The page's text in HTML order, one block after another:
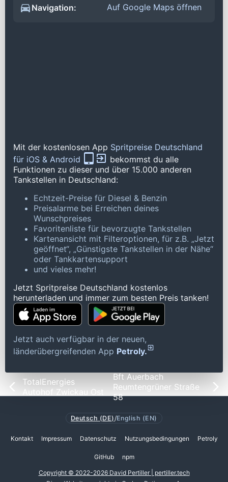
Navigation:
Auf Google Maps öffnen
Mit der kostenlosen App Spritpreise Deutschland
für iOS & Android
bekommst du alle
Funktionen zu dieser und über 15.000 anderen
Tankstellen in Deutschland:
Echtzeit-Preise für Diesel & Benzin
Preisalarme bei Erreichen deines
Wunschpreises
Favoritenliste für bevorzugte Tankstellen
Kartenansicht mit Filteroptionen, für z.B. „Jetzt
geöffnet“, „Günstigste Tankstellen in der Nähe“
oder Tankkartensupport
und vieles mehr!
Jetzt Spritpreise Deutschland kostenlos
herunterladen und immer zum besten Preis tanken!
Jetzt auch verfügbar in der neuen,
länderübergreifenden App Petroly.
TotalEnergies
Autohof Zwickau Ost
Bft Auerbach
Reumtengrüner Straße
58
Deutsch (DE) /English (EN)
Kontakt Impressum Datenschutz Nutzungsbedingungen Petroly
GitHub npm
Copyright © 2022-2026 David Pertiller | pertiller.tech